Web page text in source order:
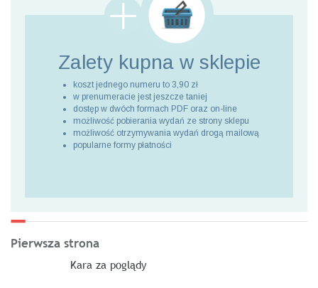
Zalety kupna w sklepie
koszt jednego numeru to 3,90 zł
w prenumeracie jest jeszcze taniej
dostęp w dwóch formach PDF oraz on-line
możliwość pobierania wydań ze strony sklepu
możliwość otrzymywania wydań drogą mailową
popularne formy płatności
Pierwsza strona
Kara za poglądy